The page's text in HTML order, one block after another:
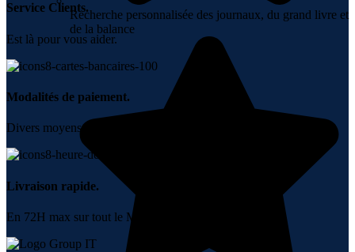
Recherche personnalisée des journaux, du grand livre et
de la balance
Service Clients.
Est là pour vous aider.
Modalités de paiement.
Divers moyens de paiement.
Livraison rapide.
En 72H max sur tout le Maroc.